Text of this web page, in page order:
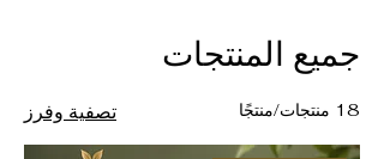
جميع المنتجات
18 منتجات/منتجًا تصفية وفرز